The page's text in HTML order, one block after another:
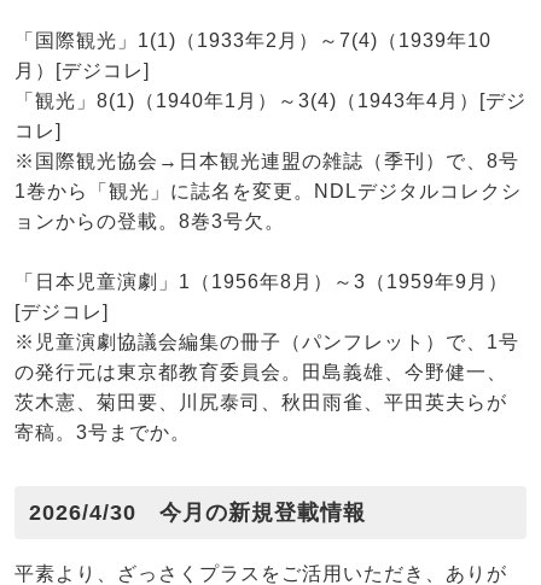
「国際観光」1(1)（1933年2月）～7(4)（1939年10
月）[デジコレ]
「観光」8(1)（1940年1月）～3(4)（1943年4月）[デジ
コレ]
※国際観光協会→日本観光連盟の雑誌（季刊）で、8号
1巻から「観光」に誌名を変更。NDLデジタルコレクシ
ョンからの登載。8巻3号欠。
「日本児童演劇」1（1956年8月）～3（1959年9月）
[デジコレ]
※児童演劇協議会編集の冊子（パンフレット）で、1号
の発行元は東京都教育委員会。田島義雄、今野健一、
茨木憲、菊田要、川尻泰司、秋田雨雀、平田英夫らが
寄稿。3号までか。
2026/4/30 今月の新規登載情報
平素より、ざっさくプラスをご活用いただき、ありが